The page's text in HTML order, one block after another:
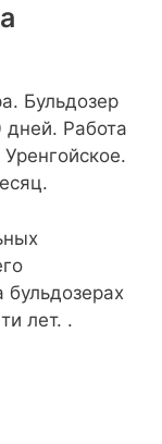
Бульдозер
Работа
лет. .